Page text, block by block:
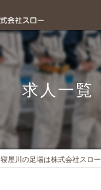
求人一覧
寝屋川の足場は株式会社スロー